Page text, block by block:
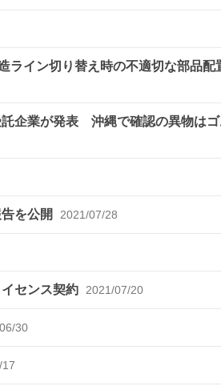
イン切り替え時の不適切な部品配
企業が発表 沖縄で確認の異物は
を公開 2021/07/28
センス契約 2021/07/20
30